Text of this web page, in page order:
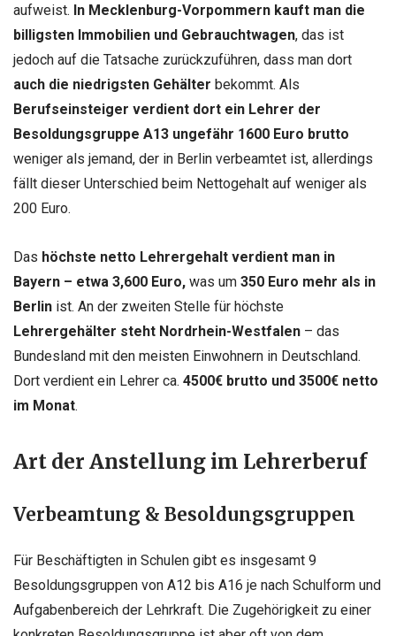
aufweist. In Mecklenburg-Vorpommern kauft man die
billigsten Immobilien und Gebrauchtwagen, das ist
jedoch auf die Tatsache zurückzuführen, dass man dort
auch die niedrigsten Gehälter bekommt. Als
Berufseinsteiger verdient dort ein Lehrer der
Besoldungsgruppe A13 ungefähr 1600 Euro brutto
weniger als jemand, der in Berlin verbeamtet ist, allerdings
fällt dieser Unterschied beim Nettogehalt auf weniger als
200 Euro.
Das höchste netto Lehrergehalt verdient man in
Bayern – etwa 3,600 Euro, was um 350 Euro mehr als in
Berlin ist. An der zweiten Stelle für höchste
Lehrergehälter steht Nordrhein-Westfalen – das
Bundesland mit den meisten Einwohnern in Deutschland.
Dort verdient ein Lehrer ca. 4500€ brutto und 3500€ netto
im Monat.
Art der Anstellung im Lehrerberuf
Verbeamtung & Besoldungsgruppen
Für Beschäftigten in Schulen gibt es insgesamt 9
Besoldungsgruppen von A12 bis A16 je nach Schulform und
Aufgabenbereich der Lehrkraft. Die Zugehörigkeit zu einer